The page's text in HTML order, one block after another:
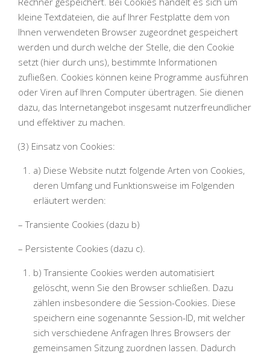
kleine Textdateien, die auf Ihrer Festplatte dem von
Ihnen verwendeten Browser zugeordnet gespeichert
werden und durch welche der Stelle, die den Cookie
setzt (hier durch uns), bestimmte Informationen
zufließen. Cookies können keine Programme ausführen
oder Viren auf Ihren Computer übertragen. Sie dienen
dazu, das Internetangebot insgesamt nutzerfreundlicher
und effektiver zu machen.
(3) Einsatz von Cookies:
a) Diese Website nutzt folgende Arten von Cookies,
deren Umfang und Funktionsweise im Folgenden
erläutert werden:
– Transiente Cookies (dazu b)
– Persistente Cookies (dazu c).
b) Transiente Cookies werden automatisiert
gelöscht, wenn Sie den Browser schließen. Dazu
zählen insbesondere die Session-Cookies. Diese
speichern eine sogenannte Session-ID, mit welcher
sich verschiedene Anfragen Ihres Browsers der
gemeinsamen Sitzung zuordnen lassen. Dadurch